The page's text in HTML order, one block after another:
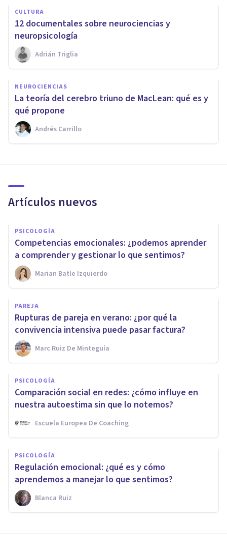
CULTURA
​12 documentales sobre neurociencias y
neuropsicología
Adrián Triglia
NEUROCIENCIAS
La teoría del cerebro triuno de MacLean: qué es y
qué propone
Andrés Carrillo
Artículos nuevos
PSICOLOGÍA
Competencias emocionales: ¿podemos aprender
a comprender y gestionar lo que sentimos?
Marian Batle Izquierdo
PAREJA
Rupturas de pareja en verano: ¿por qué la
convivencia intensiva puede pasar factura?
Marc Ruiz De Minteguía
PSICOLOGÍA
Comparación social en redes: ¿cómo influye en
nuestra autoestima sin que lo notemos?
Escuela Europea De Coaching
PSICOLOGÍA
Regulación emocional: ¿qué es y cómo
aprendemos a manejar lo que sentimos?
Blanca Ruiz